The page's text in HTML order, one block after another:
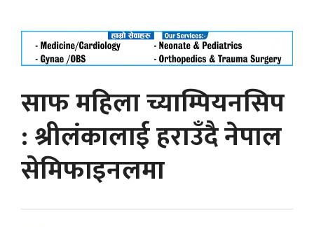
साफ महिला च्याम्पियनसिप
: श्रीलंकालाई हराउँदै नेपाल
सेमिफाइनलमा